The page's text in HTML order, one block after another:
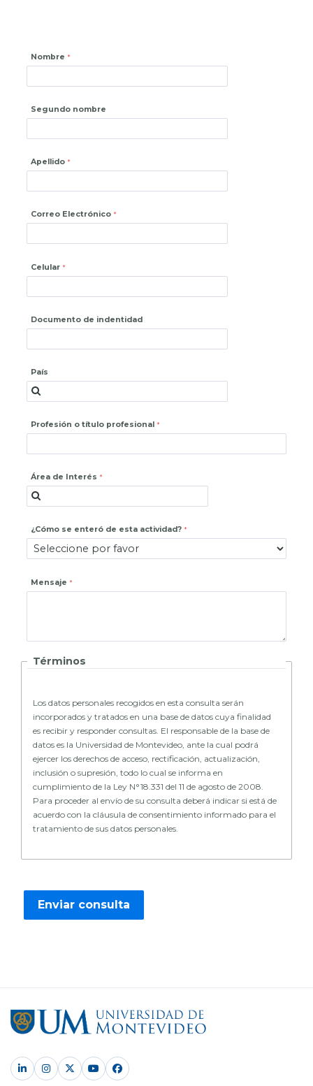
Nombre
Segundo nombre
Apellido
Correo Electrónico
Celular
Documento de indentidad
País
Profesión o título profesional
Área de Interés
¿Cómo se enteró de esta actividad?
Mensaje
Términos
Los datos personales recogidos en esta consulta serán
incorporados y tratados en una base de datos cuya finalidad
es recibir y responder consultas. El responsable de la base de
datos es la Universidad de Montevideo, ante la cual podrá
ejercer los derechos de acceso, rectificación, actualización,
inclusión o supresión, todo lo cual se informa en
cumplimiento de la Ley N°18.331 del 11 de agosto de 2008.
Para proceder al envío de su consulta deberá indicar si está de
acuerdo con la cláusula de consentimiento informado para el
tratamiento de sus datos personales.